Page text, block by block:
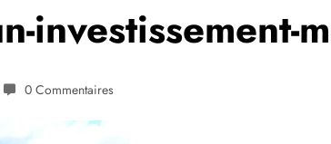
investissement-
0 Commentaires